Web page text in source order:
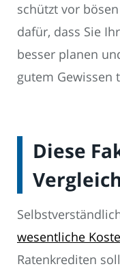
schützt vor
dafür, dass Sie
besser planen
gutem Gewissen
Diese
wesentliche
Ratenkrediten